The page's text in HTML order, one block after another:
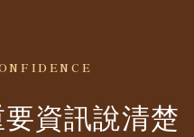
資訊說清楚